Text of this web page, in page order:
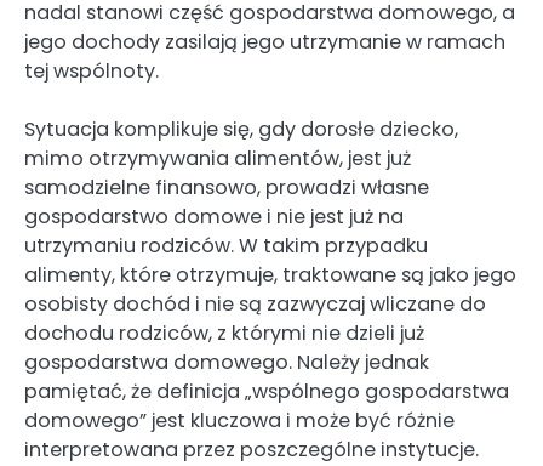
nadal stanowi część gospodarstwa domowego, a
jego dochody zasilają jego utrzymanie w ramach
tej wspólnoty.
Sytuacja komplikuje się, gdy dorosłe dziecko,
mimo otrzymywania alimentów, jest już
samodzielne finansowo, prowadzi własne
gospodarstwo domowe i nie jest już na
utrzymaniu rodziców. W takim przypadku
alimenty, które otrzymuje, traktowane są jako jego
osobisty dochód i nie są zazwyczaj wliczane do
dochodu rodziców, z którymi nie dzieli już
gospodarstwa domowego. Należy jednak
pamiętać, że definicja „wspólnego gospodarstwa
domowego” jest kluczowa i może być różnie
interpretowana przez poszczególne instytucje.